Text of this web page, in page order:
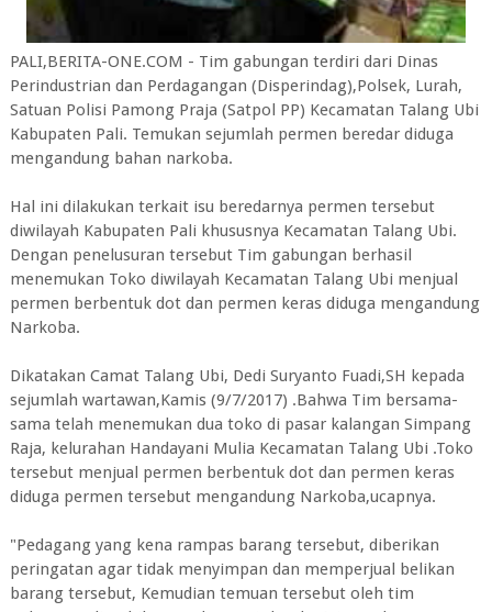
PALI,BERITA-ONE.COM - Tim gabungan terdiri dari Dinas
Perindustrian dan Perdagangan (Disperindag),Polsek, Lurah,
Satuan Polisi Pamong Praja (Satpol PP) Kecamatan Talang Ubi
Kabupaten Pali. Temukan sejumlah permen beredar diduga
mengandung bahan narkoba.
Hal ini dilakukan terkait isu beredarnya permen tersebut
diwilayah Kabupaten Pali khususnya Kecamatan Talang Ubi.
Dengan penelusuran tersebut Tim gabungan berhasil
menemukan Toko diwilayah Kecamatan Talang Ubi menjual
permen berbentuk dot dan permen keras diduga mengandung
Narkoba.
Dikatakan Camat Talang Ubi, Dedi Suryanto Fuadi,SH kepada
sejumlah wartawan,Kamis (9/7/2017) .Bahwa Tim bersama-
sama telah menemukan dua toko di pasar kalangan Simpang
Raja, kelurahan Handayani Mulia Kecamatan Talang Ubi .Toko
tersebut menjual permen berbentuk dot dan permen keras
diduga permen tersebut mengandung Narkoba,ucapnya.
"Pedagang yang kena rampas barang tersebut, diberikan
peringatan agar tidak menyimpan dan memperjual belikan
barang tersebut, Kemudian temuan tersebut oleh tim